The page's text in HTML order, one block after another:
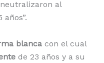
al
años”.
blanca con el cual
de 23 años y a su